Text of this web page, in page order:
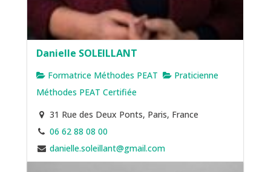
Danielle SOLEILLANT
Formatrice Méthodes PEAT
Praticienne
Méthodes PEAT Certifiée
31 Rue des Deux Ponts, Paris, France
06 62 88 08 00
danielle.soleillant@gmail.com
https://www.daniellesoleillant.com